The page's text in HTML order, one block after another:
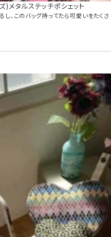
メタルステッチポシェット
、このバッグ持ってたら可愛いをたくさ